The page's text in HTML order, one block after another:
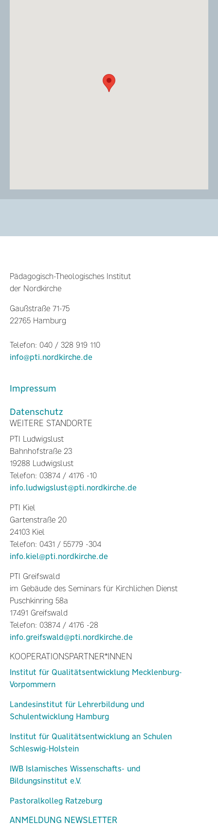
Pädagogisch-Theologisches Institut
der Nordkirche
Gaußstraße 71-75
22765 Hamburg
Telefon: 040 / 328 919 110
info@pti.nordkirche.de
Impressum
Datenschutz
WEITERE STANDORTE
PTI Ludwigslust
Bahnhofstraße 23
19288 Ludwigslust
Telefon: 03874 / 4176 -10
info.ludwigslust@pti.nordkirche.de
PTI Kiel
Gartenstraße 20
24103 Kiel
Telefon: 0431 / 55779 -304
info.kiel@pti.nordkirche.de
PTI Greifswald
im Gebäude des Seminars für Kirchlichen Dienst
Puschkinring 58a
17491 Greifswald
Telefon: 03874 / 4176 -28
info.greifswald@pti.nordkirche.de
KOOPERATIONSPARTNER*INNEN
Institut für Qualitätsentwicklung Mecklenburg-
Vorpommern
Landesinstitut für Lehrerbildung und
Schulentwicklung Hamburg
Institut für Qualitätsentwicklung an Schulen
Schleswig-Holstein
IWB Islamisches Wissenschafts- und
Bildungsinstitut e.V.
Pastoralkolleg Ratzeburg
ANMELDUNG NEWSLETTER